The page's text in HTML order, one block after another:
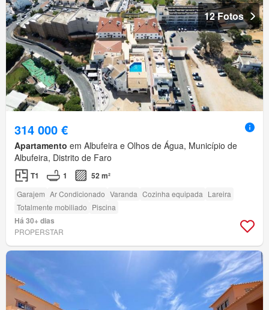
12 Fotos
314 000 €
Apartamento em Albufeira e Olhos de Água, Município de
Albufeira, Distrito de Faro
T1 1 52 m²
Garajem Ar Condicionado Varanda Cozinha equipada Lareira
Totalmente mobiliado Piscina
Há 30+ dias
PROPERSTAR